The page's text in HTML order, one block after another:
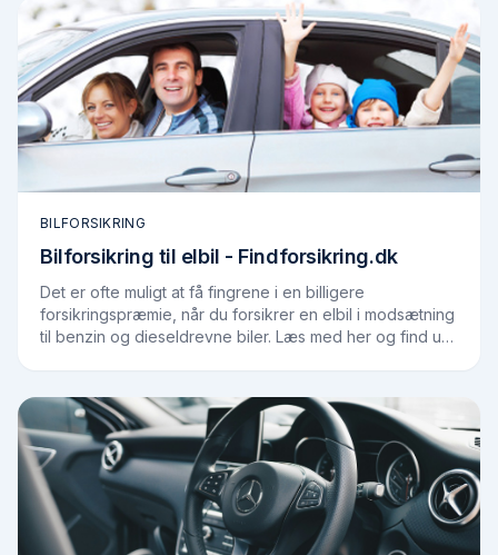
BILFORSIKRING
Bilforsikring til elbil - Findforsikring.dk
Det er ofte muligt at få fingrene i en billigere
forsikringspræmie, når du forsikrer en elbil i modsætning
til benzin og dieseldrevne biler. Læs med her og find ud